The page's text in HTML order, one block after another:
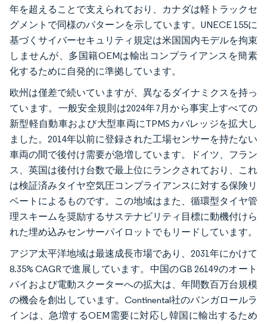
年を超えることで支えられており、カナダは軽トラックセ
グメントで同様のパターンを示しています。UNECE 155に
基づくサイバーセキュリティ規定は米国国内モデルを拘束
しませんが、多国籍OEMは輸出コンプライアンスを簡素
化するために自発的に準拠しています。
欧州は僅差で続いていますが、異なるダイナミクスを持っ
ています。一般安全規則は2024年7月から事実上すべての
新型軽自動車および大型車両にTPMSカバレッジを拡大し
ました。2014年以前に登録された工場センサーを持たない
車両の間で後付け需要が急増しています。ドイツ、フラン
ス、英国は後付け台数で最上位にランクされており、これ
は検証済みタイヤ空気圧コンプライアンスに対する保険リ
ベートによるものです。この地域はまた、循環型タイヤ管
理スキームを奨励するサステナビリティ目標に動機付けら
れた埋め込みセンサーパイロットでもリードしています。
アジア太平洋地域は最速成長市場であり、2031年にかけて
8.35% CAGRで進展しています。中国のGB 26149のオート
バイおよび電動スクーターへの拡大は、年間数百万台規模
の機会を創出しています。Continental社のバンガロールラ
インは、急増するOEM需要に対応し韓国に輸出するため